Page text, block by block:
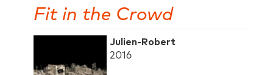
Fit in the Crowd
Julien-Robert
2016